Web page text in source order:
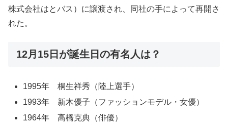
株式会社はとバス）に譲渡され、同社の手によって再開さ
れた。
12月15日が誕生日の有名人は？
1995年 桐生祥秀（陸上選手）
1993年 新木優子（ファッションモデル・女優）
1964年 高橋克典（俳優）